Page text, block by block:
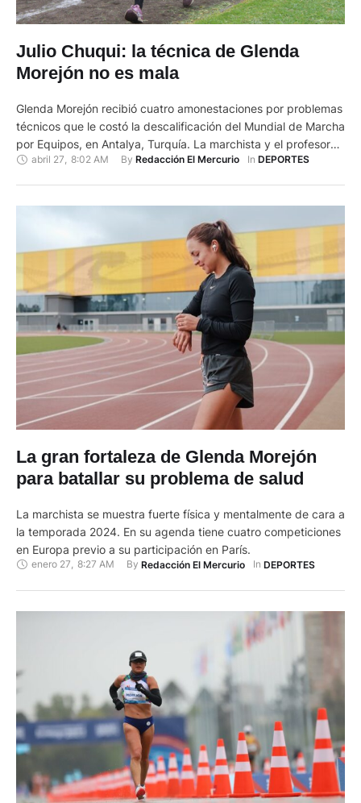
Julio Chuqui: la técnica de Glenda
Morejón no es mala
Glenda Morejón recibió cuatro amonestaciones por problemas
técnicos que le costó la descalificación del Mundial de Marcha
por Equipos, en Antalya, Turquía. La marchista y el profesor
Julio Chuqui mantendrán una reunión virtual para evaluar el
abril 27 8:02 AM By Redacción El Mercurio In DEPORTES
La gran fortaleza de Glenda Morejón
para batallar su problema de salud
La marchista se muestra fuerte física y mentalmente de cara a
la temporada 2024. En su agenda tiene cuatro competiciones
en Europa previo a su participación en París.
enero 27, 8:27 AM By Redacción El Mercurio In DEPORTES